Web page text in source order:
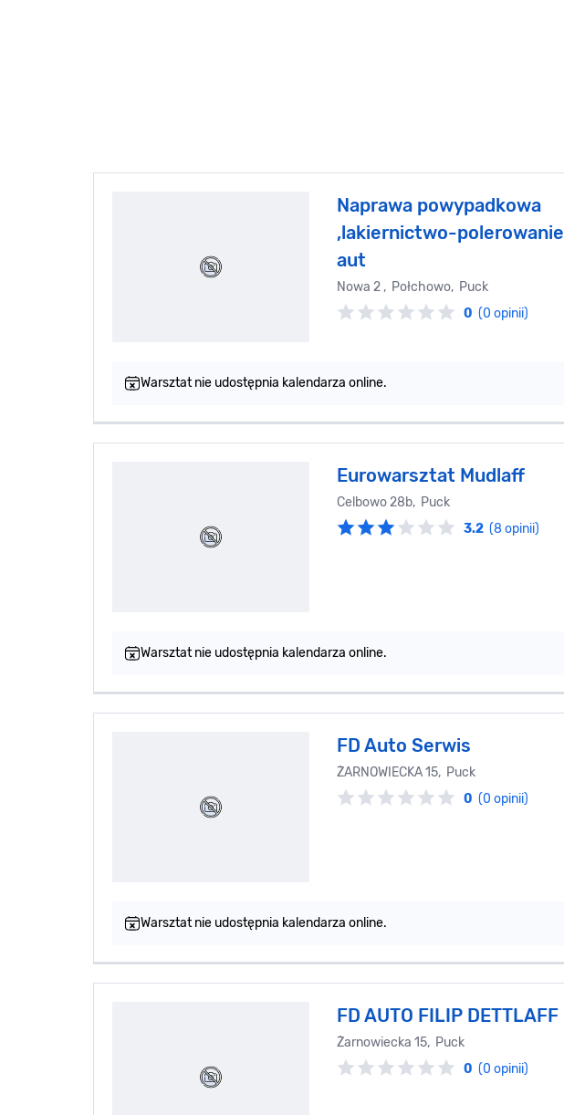
Naprawa powypadkowa
,lakiernictwo-polerowanie
aut
Nowa 2 , Połchowo, Puck
0 (0 opinii)
Warsztat nie udostępnia kalendarza online.
Eurowarsztat Mudlaff
Celbowo 28b, Puck
3.2 (8 opinii)
Warsztat nie udostępnia kalendarza online.
FD Auto Serwis
ŻARNOWIECKA 15, Puck
0 (0 opinii)
Warsztat nie udostępnia kalendarza online.
FD AUTO FILIP DETTLAFF
Żarnowiecka 15, Puck
0 (0 opinii)